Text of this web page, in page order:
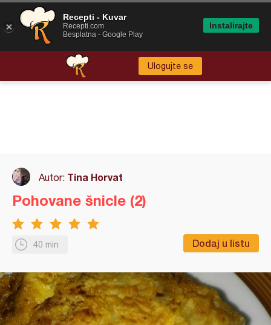
Ulogujte se
Autor: Tina Horvat
40 min Dodaj u listu
Pohovane šnicle (2)
Recepti - Kuvar
Recepti.com
Besplatna - Google Play
Instalirajte